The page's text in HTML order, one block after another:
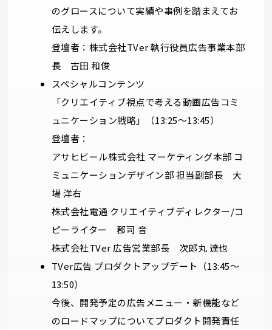
のグロースについて実績や事例を踏まえてお
伝えします。
登壇者：株式会社TVer 執行役員広告事業本部
長 古田 和俊
スペシャルコンテンツ
「クリエイティブ視点で考える動画広告コミ
ュニケーション戦略」（13:25～13:45）
登壇者：
アサヒビール株式会社 マーケティング本部 コ
ミュニケーションデザイン部 担当副部長 大
場 洋右
株式会社電通 クリエイティブディレクター/コ
ピーライター 郡司 音
株式会社TVer 広告営業部長 次郎丸 達也
TVer広告 プロダクトアップデート（13:45～
13:50）
今後、開発予定の広告メニュー・新機能など
のロードマップについてプロダクト開発責任